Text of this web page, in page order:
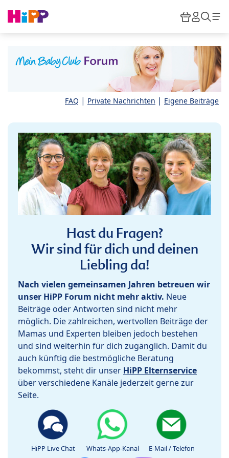
HiPP
FAQ | Private Nachrichten | Eigene Beiträge
Hast du Fragen?
Wir sind für dich und deinen
Liebling da!
Nach vielen gemeinsamen Jahren betreuen wir
unser HiPP Forum nicht mehr aktiv. Neue
Beiträge oder Antworten sind nicht mehr
möglich. Die zahlreichen, wertvollen Beiträge der
Mamas und Experten bleiben jedoch bestehen
und sind weiterhin für dich zugänglich. Damit du
auch künftig die bestmögliche Beratung
bekommst, steht dir unser HiPP Elternservice
über verschiedene Kanäle jederzeit gerne zur
Seite.
HiPP Live Chat Whats-App-Kanal E-Mail / Telefon